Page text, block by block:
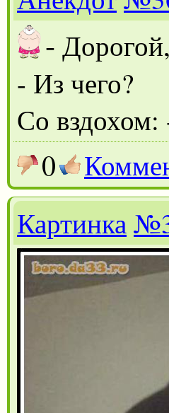
-
- Из чего?
Со вздохом:
0
Картинка